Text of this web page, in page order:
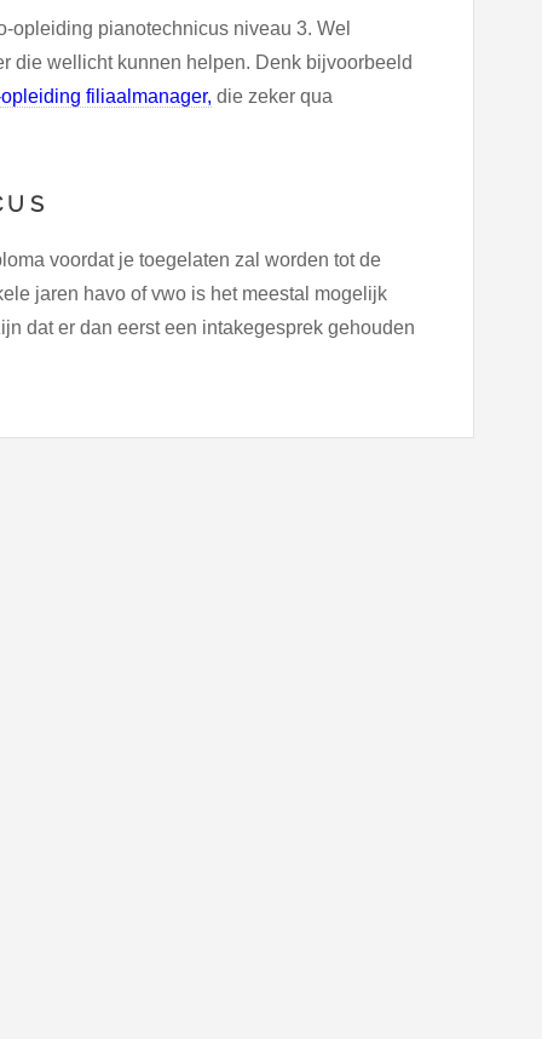
opleiding pianotechnicus niveau 3. Wel
die wellicht kunnen helpen. Denk bijvoorbeeld
filiaalmanager, die zeker qua
voordat je toegelaten zal worden tot de
jaren havo of vwo is het meestal mogelijk
dat er dan eerst een intakegesprek gehouden